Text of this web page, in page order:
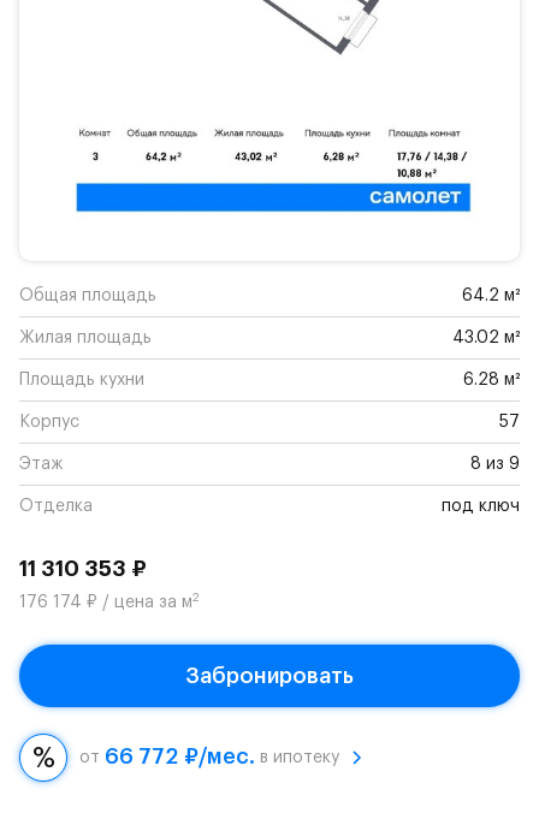
Общая площадь 64.2 м²
Жилая площадь 43.02 м²
Площадь кухни 6.28 м²
Корпус 57
Этаж 8 из 9
Отделка под ключ
11 310 353 ₽
176 174 ₽ / цена за м2
Забронировать
от 66 772 ₽/мес. в ипотеку